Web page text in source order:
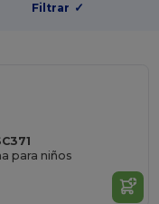
Filtrar ✓
para niños